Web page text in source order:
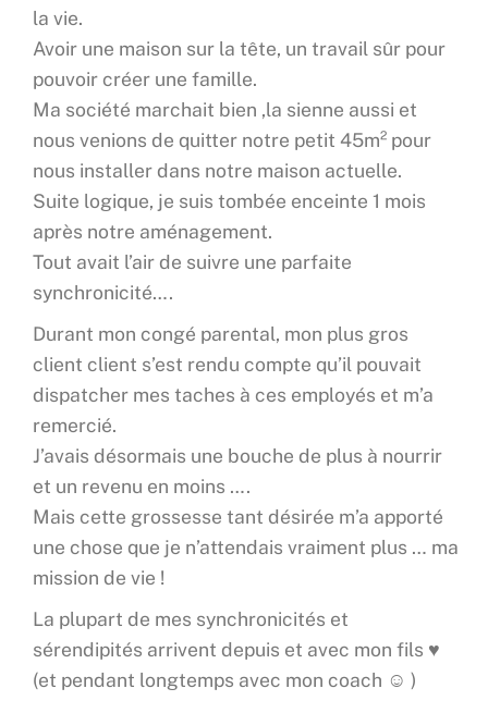
la vie.
Avoir une maison sur la tête, un travail sûr pour
pouvoir créer une famille.
Ma société marchait bien ,la sienne aussi et
nous venions de quitter notre petit 45m² pour
nous installer dans notre maison actuelle.
Suite logique, je suis tombée enceinte 1 mois
après notre aménagement.
Tout avait l’air de suivre une parfaite
synchronicité….
Durant mon congé parental, mon plus gros
client client s’est rendu compte qu’il pouvait
dispatcher mes taches à ces employés et m’a
remercié.
J’avais désormais une bouche de plus à nourrir
et un revenu en moins ….
Mais cette grossesse tant désirée m’a apporté
une chose que je n’attendais vraiment plus … ma
mission de vie !
La plupart de mes synchronicités et
sérendipités arrivent depuis et avec mon fils ♥
(et pendant longtemps avec mon coach ☺ )